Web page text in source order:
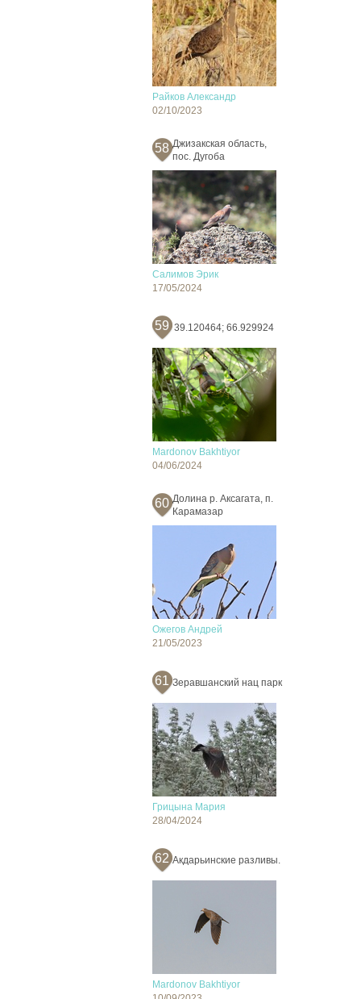
Райков Александр
02/10/2023
58 Джизакская область,
пос. Дугоба
Салимов Эрик
17/05/2024
59 39.120464; 66.929924
Mardonov Bakhtiyor
04/06/2024
60 Долина р. Аксагата, п.
Карамазар
Ожегов Андрей
21/05/2023
61 Зеравшанский нац парк
Грицына Мария
28/04/2024
62 Акдарьинские разливы.
Mardonov Bakhtiyor